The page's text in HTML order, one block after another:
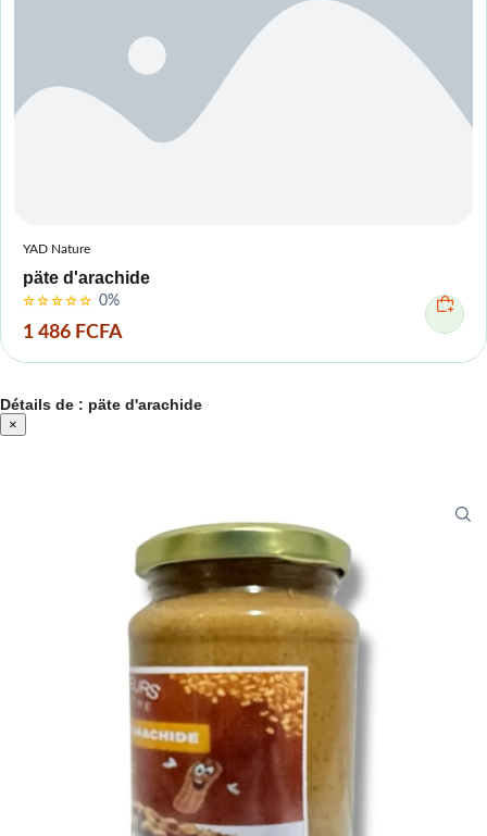
YAD Nature
päte d'arachide
0%
1 486 FCFA
Détails de : päte d'arachide
×